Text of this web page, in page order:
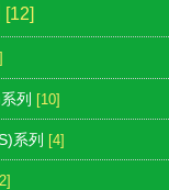
[12]
列 [10]
系列 [4]